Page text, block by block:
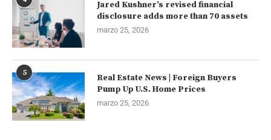
Jared Kushner’s revised financial
disclosure adds more than 70 assets
marzo 25, 2026
5
Real Estate News | Foreign Buyers
Pump Up U.S. Home Prices
marzo 25, 2026